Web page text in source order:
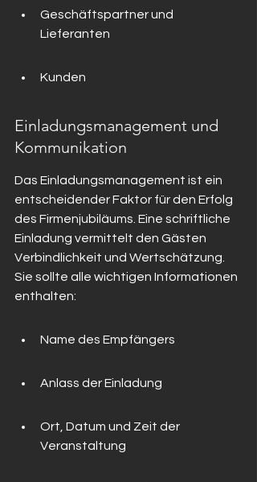
Geschäftspartner und
Lieferanten
Kunden
Einladungsmanagement und
Kommunikation
Das Einladungsmanagement ist ein
entscheidender Faktor für den Erfolg
des Firmenjubiläums. Eine schriftliche
Einladung vermittelt den Gästen
Verbindlichkeit und Wertschätzung.
Sie sollte alle wichtigen Informationen
enthalten:
Name des Empfängers
Anlass der Einladung
Ort, Datum und Zeit der
Veranstaltung